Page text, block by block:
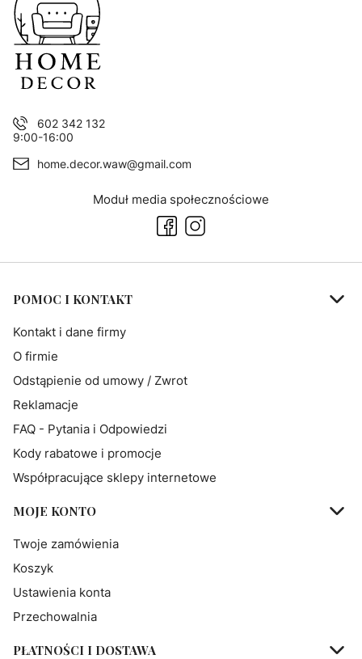
602 342 132
9:00-16:00
home.decor.waw@gmail.com
Moduł media społecznościowe
Linki w stopce
POMOC I KONTAKT
Kontakt i dane firmy
O firmie
Odstąpienie od umowy / Zwrot
Reklamacje
FAQ - Pytania i Odpowiedzi
Kody rabatowe i promocje
Współpracujące sklepy internetowe
MOJE KONTO
Twoje zamówienia
Koszyk
Ustawienia konta
Przechowalnia
PŁATNOŚCI I DOSTAWA